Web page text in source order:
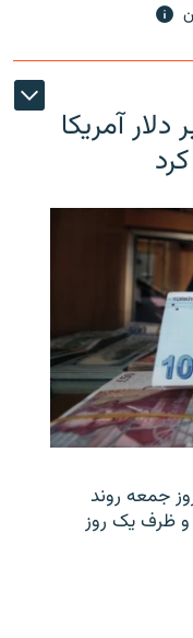
آمریکا
جمعه روند
و ظرف یک روز